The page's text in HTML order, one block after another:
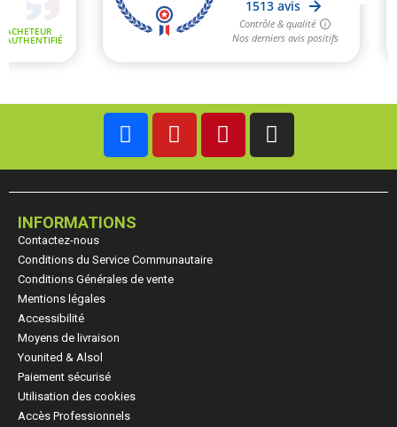
INFORMATIONS
Contactez-nous
Conditions du Service Communautaire
Conditions Générales de vente
Mentions légales
Accessibilité
Moyens de livraison
Younited & Alsol
Paiement sécurisé
Utilisation des cookies
Accès Professionnels